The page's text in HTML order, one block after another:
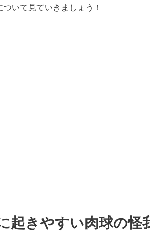
ついて見ていきましょう！
起きやすい肉球の怪